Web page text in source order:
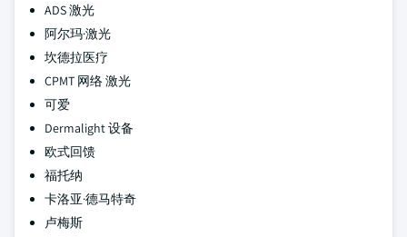
ADS 激光
阿尔玛·激光
坎德拉医疗
CPMT 网络 激光
可爱
Dermalight 设备
欧式回馈
福托纳
卡洛亚·德马特奇
卢梅斯